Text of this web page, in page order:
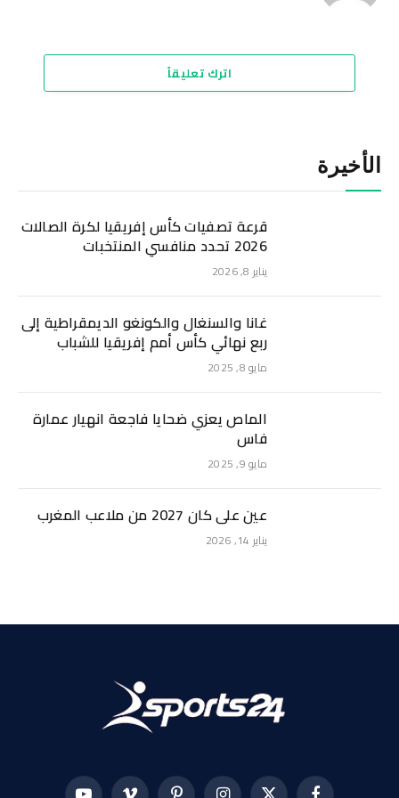
اترك تعليقاً
الأخيرة
قرعة تصفيات كأس إفريقيا لكرة الصالات
2026 تحدد منافسي المنتخبات
يناير 8, 2026
غانا والسنغال والكونغو الديمقراطية إلى
ربع نهائي كأس أمم إفريقيا للشباب
مايو 8, 2025
الماص يعزي ضحايا فاجعة انهيار عمارة
فاس
مايو 9, 2025
عين على كان 2027 من ملاعب المغرب
يناير 14, 2026